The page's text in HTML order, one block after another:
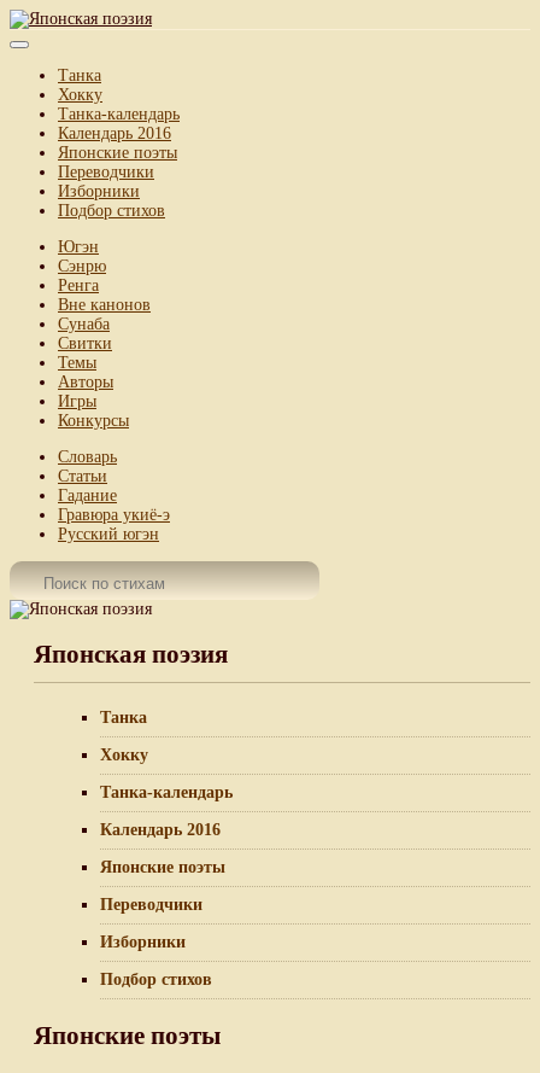
Танка
Хокку
Танка-календарь
Календарь 2016
Японские поэты
Переводчики
Изборники
Подбор стихов
Югэн
Сэнрю
Ренга
Вне канонов
Сунаба
Свитки
Темы
Авторы
Игры
Конкурсы
Словарь
Статьи
Гадание
Гравюра укиё-э
Русский югэн
Японская поэзия
Танка
Хокку
Танка-календарь
Календарь 2016
Японские поэты
Переводчики
Изборники
Подбор стихов
Японские поэты